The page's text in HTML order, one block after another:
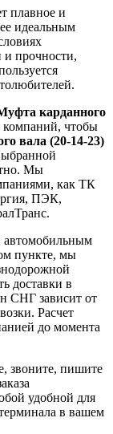
плавное и
идеальным
и прочности,
карданного
компаний, чтобы
вала (20-14-23)
Мы
как ТК
ПЭК,
автомобильным
пункте, мы
доставки в
СНГ зависит от
Расчет
до момента
звоните, пишите
удобной для
в вашем